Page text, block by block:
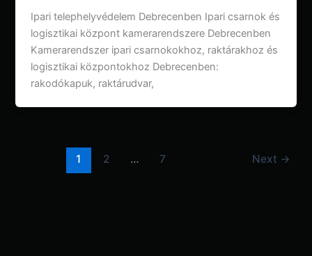
Ipari telephelyvédelem Debrecenben Ipari csarnok és
logisztikai központ kamerarendszere Debrecenben
Kamerarendszer ipari csarnokokhoz, raktárakhoz és
logisztikai központokhoz Debrecenben:
rakodókapuk, raktárudvar,
1 2 … 7 Next →